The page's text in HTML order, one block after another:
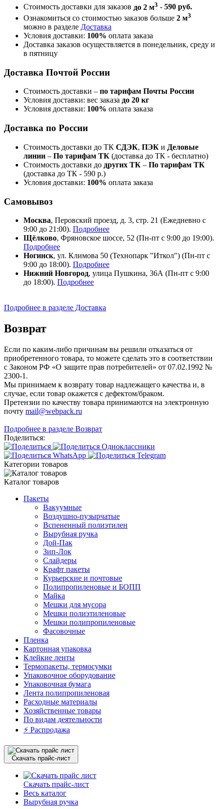
Стоимость доставки для заказов до 2 м3 - 590 руб.
Ознакомиться со стоимостью заказов больше 2 м3
можно в разделе Доставка
Условия доставки: 100% оплата заказа
Доставка заказов осуществляется в понедельник, среду и
в пятницу
Доставка Почтой России
Стоимость доставки – по тарифам Почты России
Условия доставки: вес заказа до 20 кг
Условия доставки: 100% оплата заказа
Доставка по России
Стоимость доставки до ТК СДЭК, ПЭК и Деловые
линии – По тарифам ТК (доставка до ТК - бесплатно)
Стоимость доставки до других ТК – По тарифам ТК
(доставка до ТК - 590 р.)
Условия доставки: 100% оплата заказа
Самовывоз
Москва, Перовский проезд, д. 3, стр. 21 (Ежедневно с
9:00 до 21:00). Подробнее
Щёлково, Фряновское шоссе, 52 (Пн-пт с 9:00 до 19:00).
Подробнее
Ногинск, ул. Климова 50 (​Технопарк "Иткол") (Пн-пт с
9:00 до 18:00). Подробнее
Нижний Новгород, улица Пушкина, 36А (Пн-пт с 9:00
до 18:00). Подробнее
Подробнее в разделе Доставка
Возврат
Если по каким-либо причинам вы решили отказаться от
приобретенного товара, то можете сделать это в соответствии
с Законом РФ «О защите прав потребителей» от 07.02.1992 №
2300-1.
Мы принимаем к возврату товар надлежащего качества и, в
случае, если товар окажется с дефектом/браком.
Претензии по качеству товара принимаются на электронную
почту mail@webpack.ru
Подробнее в разделе Возврат
Поделиться:
Категории товаров
Каталог товаров
Пакеты
Вакуумные
Воздушно-пузырчатые
Вспененный полиэтилен
Вырубная ручка
Дой-Пак
Зип-Лок
Слайдеры
Крафт пакеты
Курьерские и почтовые
Полипропиленовые и БОПП
Майка
Мешки для мусора
Мешки полиэтиленовые
Мешки полипропиленовые
Фасовочные
Пленка
Картонная упаковка
Клейкие ленты
Термопакеты, термосумки
Упаковочное оборудование
Упаковочная бумага
Лента полипропиленовая
Расходные материалы
Хозяйственные товары
По видам деятельности
⚡️ Распродажа
Скачать прайс-лист
Скачать прайс-лист
Весь каталог
Вырубная ручка